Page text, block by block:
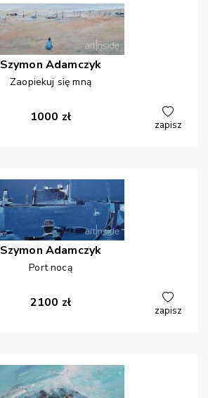
Szymon Adamczyk
Zaopiekuj się mną
1000 zł
zapisz
Szymon Adamczyk
Port nocą
2100 zł
zapisz